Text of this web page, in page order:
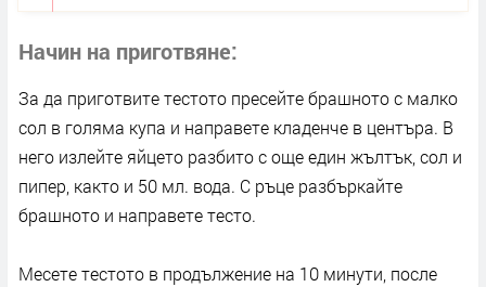
Начин на приготвяне
За да приготвите тестото пресейте брашното с малко
сол в голяма купа и направете кладенче в центъра. В
него излейте яйцето разбито с още един жълтък, сол и
пипер, както и 50 мл. вода. С ръце разбъркайте
брашното и направете тесто.
Месете тестото в продължение на 10 минути, после